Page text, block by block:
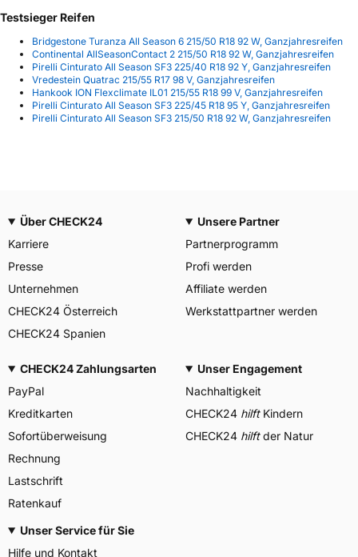
Testsieger Reifen
Bridgestone Turanza All Season 6 215/50 R18 92 W, Ganzjahresreifen
Continental AllSeasonContact 2 215/50 R18 92 W, Ganzjahresreifen
Pirelli Cinturato All Season SF3 225/40 R18 92 Y, Ganzjahresreifen
Vredestein Quatrac 215/55 R17 98 V, Ganzjahresreifen
Hankook ION Flexclimate IL01 215/55 R18 99 V, Ganzjahresreifen
Pirelli Cinturato All Season SF3 225/45 R18 95 Y, Ganzjahresreifen
Pirelli Cinturato All Season SF3 215/50 R18 92 W, Ganzjahresreifen
Über CHECK24
Karriere
Presse
Unternehmen
CHECK24 Österreich
CHECK24 Spanien
Unsere Partner
Partnerprogramm
Profi werden
Affiliate werden
Werkstattpartner werden
CHECK24 Zahlungsarten
PayPal
Kreditkarten
Sofortüberweisung
Rechnung
Lastschrift
Ratenkauf
Unser Engagement
Nachhaltigkeit
CHECK24 hilftKindern
CHECK24 hilftder Natur
Unser Service für Sie
Hilfe und Kontakt